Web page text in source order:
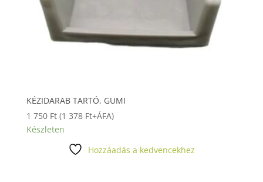
KÉZIDARAB TARTÓ, GUMI
1 750 Ft (1 378 Ft+ÁFA)
Készleten
Hozzáadás a kedvencekhez